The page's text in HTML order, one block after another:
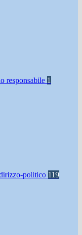
responsabile 1
politico 119